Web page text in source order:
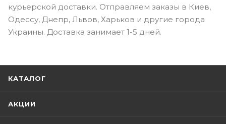
курьерской доставки. Отправляем заказы в Киев,
Одессу, Днепр, Львов, Харьков и другие города
Украины. Доставка занимает 1-5 дней.
КАТАЛОГ
АКЦИИ